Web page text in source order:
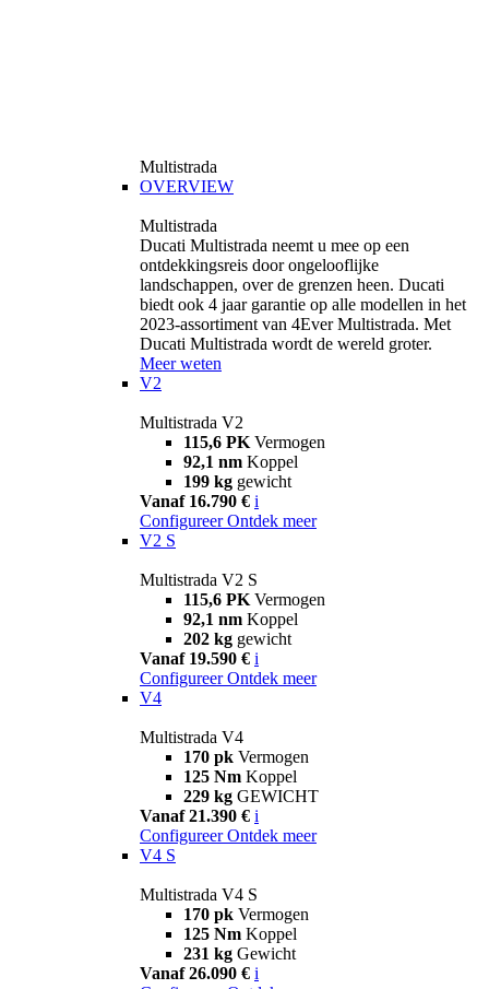
Multistrada
OVERVIEW
Multistrada
Ducati Multistrada neemt u mee op een
ontdekkingsreis door ongelooflijke
landschappen, over de grenzen heen. Ducati
biedt ook 4 jaar garantie op alle modellen in het
2023-assortiment van 4Ever Multistrada. Met
Ducati Multistrada wordt de wereld groter.
Meer weten
V2
Multistrada V2
115,6 PK Vermogen
92,1 nm Koppel
199 kg gewicht
Vanaf 16.790 € i
Configureer Ontdek meer
V2 S
Multistrada V2 S
115,6 PK Vermogen
92,1 nm Koppel
202 kg gewicht
Vanaf 19.590 € i
Configureer Ontdek meer
V4
Multistrada V4
170 pk Vermogen
125 Nm Koppel
229 kg GEWICHT
Vanaf 21.390 € i
Configureer Ontdek meer
V4 S
Multistrada V4 S
170 pk Vermogen
125 Nm Koppel
231 kg Gewicht
Vanaf 26.090 € i